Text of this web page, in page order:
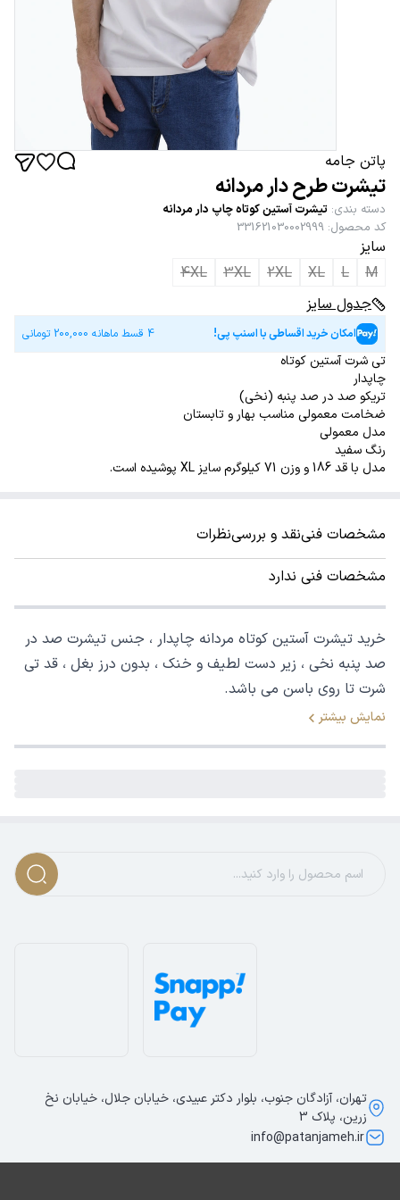
پاتن جامه
تیشرت طرح دار مردانه
دسته بندی: تیشرت آستین کوتاه چاپ دار مردانه
کد محصول:
331621030002999
سایز
M
L
XL
2XL
3XL
4XL
جدول سایز
امکان خرید اقساطی با اسنپ پی! 4 قسط ماهانه 200,000 تومانی
تی شرت آستین کوتاه
چاپدار
تریکو صد در صد پنبه (نخی)
ضخامت معمولی مناسب بهار و تابستان
مدل معمولی
رنگ سفید
مدل با قد 186 و وزن 71 کیلوگرم سایز XL پوشیده است.
مشخصات فنینقد و بررسینظرات
مشخصات فنی ندارد
خرید تیشرت آستین کوتاه مردانه چاپدار ، جنس تیشرت صد در
صد پنبه نخی ، زیر دست لطیف و خنک ، بدون درز بغل ، قد تی
شرت تا روی باسن می باشد.
نمایش بیشتر
تهران، آزادگان جنوب، بلوار دکتر عبیدی، خیابان جلال، خیابان نخ
زرین، پلاک 3
info@patanjameh.ir